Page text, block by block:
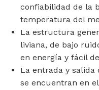
confiabilidad de la
temperatura del
La estructura
liviana, de bajo
en energía y fácil
La entrada y salida
se encuentran en